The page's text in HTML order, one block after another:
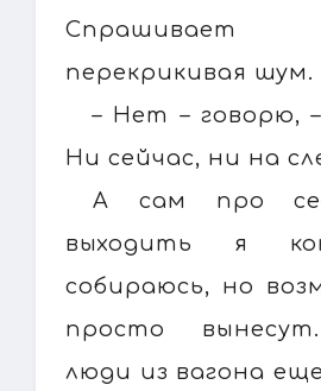
перекрикивая шум.
– Нет – говорю,
Ни сейчас, ни на
А сам про
выходить я
собираюсь, но
просто
люди из вагона